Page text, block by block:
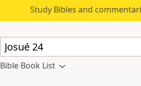
Study Bibles and
Bible Book List